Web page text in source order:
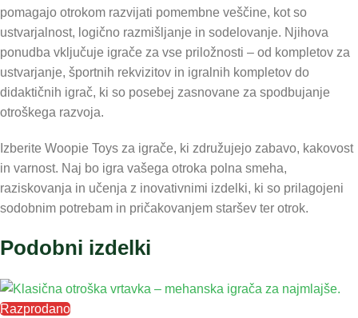
pomagajo otrokom razvijati pomembne veščine, kot so
ustvarjalnost, logično razmišljanje in sodelovanje. Njihova
ponudba vključuje igrače za vse priložnosti – od kompletov za
ustvarjanje, športnih rekvizitov in igralnih kompletov do
didaktičnih igrač, ki so posebej zasnovane za spodbujanje
otroškega razvoja.
Izberite Woopie Toys za igrače, ki združujejo zabavo, kakovost
in varnost. Naj bo igra vašega otroka polna smeha,
raziskovanja in učenja z inovativnimi izdelki, ki so prilagojeni
sodobnim potrebam in pričakovanjem staršev ter otrok.
Podobni izdelki
Razprodano